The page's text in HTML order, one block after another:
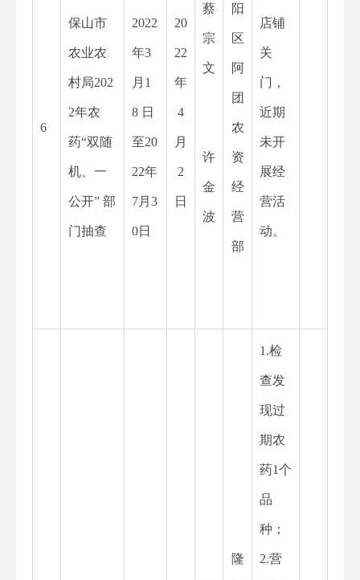
6
保山市
农业农
村局202
2年农
药“双随
机、一
公开” 部
门抽查
2022
年3
月1
8 日
至20
22年
7月3
0日
20
22
年
4
月
2
日
蔡
宗
文
许
金
波
阳
区
阿
团
农
资
经
营
部
店铺
关
门，
近期
未开
展经
营活
动。
隆
1.检
查发
现过
期农
药1个
品
种；
2.营